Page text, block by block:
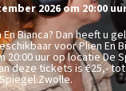
2026 om 20:00
Bianca? Dan heeft u
voor Plien En
20:00 uur op locatie De
deze tickets is€25,-
Zwolle.